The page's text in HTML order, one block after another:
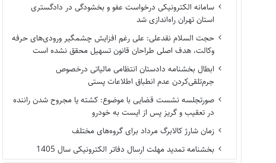
سامانه الکترونیکی درخواست عفو و بخشودگی در دادگستری
استان تهران راه‌اندازی شد
حجت السلام نقدعلی: علی رغم افزایش چشمگیر ورودی‌های حرفه
وکالت، هدف اصلی طراحان قانون تسهیل محقق نشده است
ابطال بخشنامه دادستان انتظامی مالیاتی درخصوص
جرم‌تلقی‌کردن عدم انطباق اطلاعات پستی
صورتجلسه نشست قضایی با موضوع: کشته یا مجروح شدن راننده
در تعقیب و گریز پس از ایست به خودرو
زمان شارژ کالابرگ مرداد برای گروه‌های مختلف
بخشنامه تمدید مهلت ارسال دفاتر الکترونیکی سال 1405